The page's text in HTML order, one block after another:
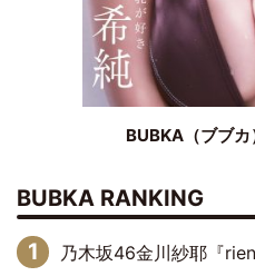
BUBKA（ブブ
BUBKA RANKING
乃木坂46金川紗耶『